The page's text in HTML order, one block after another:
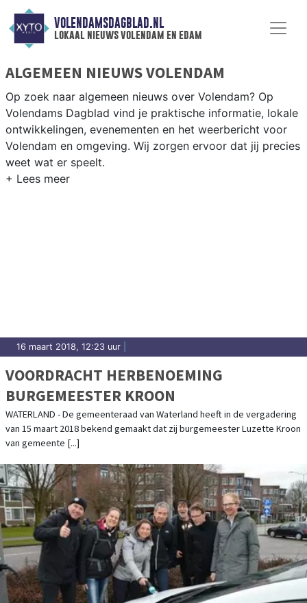
VOLENDAMSDAGBLAD.NL
lokaal nieuws volendam en edam
ALGEMEEN NIEUWS VOLENDAM
Op zoek naar algemeen nieuws over Volendam? Op
Volendams Dagblad vind je praktische informatie, lokale
ontwikkelingen, evenementen en het weerbericht voor
Volendam en omgeving. Wij zorgen ervoor dat jij precies
weet wat er speelt.
16 maart 2018, 12:23 uur
VOORDRACHT HERBENOEMING
BURGEMEESTER KROON
WATERLAND - De gemeenteraad van Waterland heeft in de vergadering
van 15 maart 2018 bekend gemaakt dat zij burgemeester Luzette Kroon
van gemeente [...]